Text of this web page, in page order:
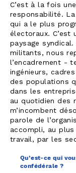
C’est à la fois
responsabilité. La
qui a le plus
électoraux.
paysage
militants, nous
l’encadrement -
ingénieurs,
des populations
dans les
au quotidien des
m’incombent
parole de
accompli, au
travail, par les
Qu’est-ce qui
confédérale ?